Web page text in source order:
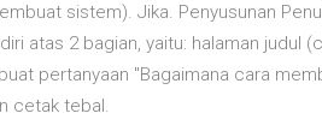
sistem). Jika. Penyusunan
atas 2 bagian, yaitu: halaman judul
pertanyaan "Bagaimana cara
cetak tebal.